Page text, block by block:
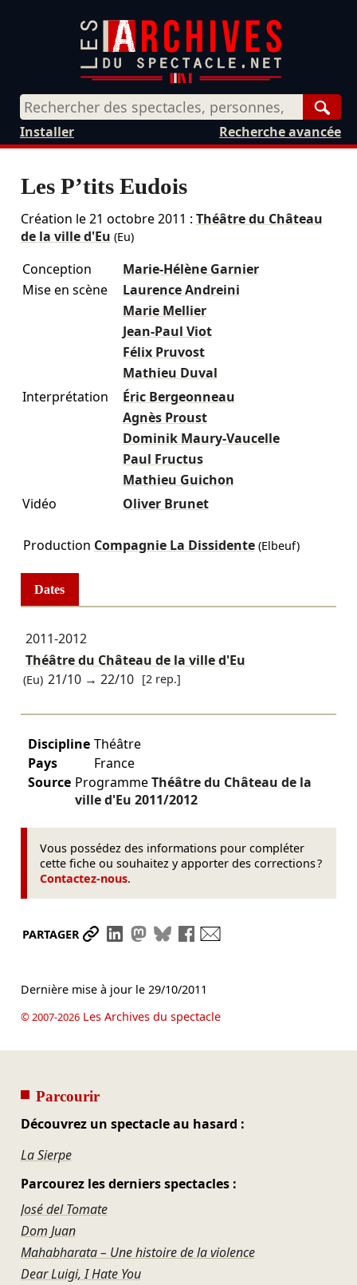
Recherche avancée
Installer
Les P’tits Eudois
Création le21 octobre 2011 : Théâtre du Château
de la ville d'Eu (Eu)
Conception
Marie-Hélène Garnier
Mise en scène
Laurence Andreini
Marie Mellier
Jean-Paul Viot
Félix Pruvost
Mathieu Duval
Interprétation
Éric Bergeonneau
Agnès Proust
Dominik Maury-Vaucelle
Paul Fructus
Mathieu Guichon
Vidéo
Oliver Brunet
Production Compagnie La Dissidente(Elbeuf)
Dates
2011-2012
Théâtre du Château de la ville d'Eu
(Eu) 21/10 →22/10 [2 rep.]
Discipline Théâtre
Pays
France
Source ProgrammeThéâtre du Château de la
ville d'Eu 2011/2012
Vous possédez des informations pour compléter
cette fiche ou souhaitez y apporter des corrections ?
Contactez-nous.
PARTAGER Partager le lien
Partager sur LinkedIn
Partager sur Mastodon
Partager sur Bluesky
Partager sur Facebook
Dernière mise à jour le 29/10/2011
© 2007-2026Les Archives du spectacle
Parcourir
Découvrez un spectacle au hasard :
La Sierpe
Parcourez les derniers spectacles :
José del Tomate
Dom Juan
Mahabharata – Une histoire de la violence
Dear Luigi, I Hate You